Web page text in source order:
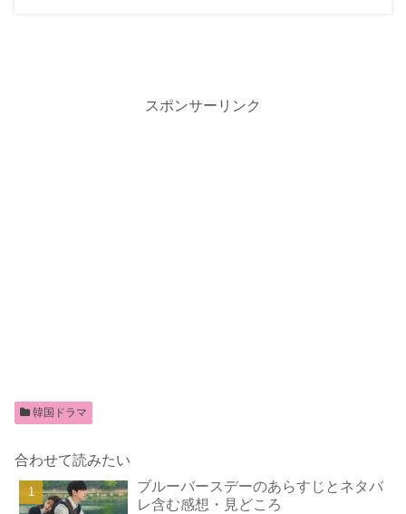
スポンサーリンク
韓国ドラマ
合わせて読みたい
ブルーバースデーのあらすじとネタバ
レ含む感想・見どころ